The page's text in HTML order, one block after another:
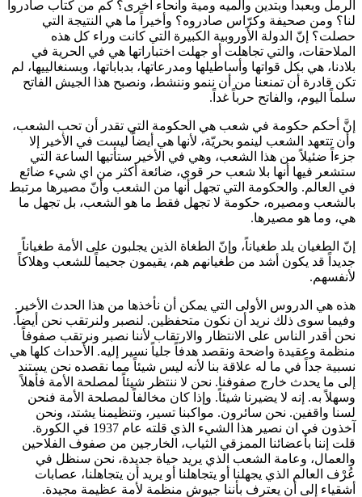
الرمل وبعبدا وبتدين والميه ومية وأنحاء أخرى؟ كم من كتاب صادروا
لنا؟ ومن صحيفة وكرّاس صادروه؟ وأخيراً ما هي النتيجة التي
حصلت؟ إنّ الدولة الأوروبية الكبيرة التي كانت وراء كل هذه
الملاحقات، والتي تجاهلت أو جهلت اختباراتها هي في الحرية في
بلادنا، هي بكل قواتها وأساطيلها ومدرعاتها، بدباباتها، وبسنغالييها، لم
تكن قادرة أن تمنعنا من أن ننمو وننشط، ونصبح هذا الجيش الفاتح
سلماً اليوم، والفاتح حرباً غداً.
إنَّ أحكم حكومة في شعب هي الحكومة التي تقدر أن تحب الشعب،
وأن تتعهد الشعب لينمو بحريّة، لأنها هي أيضاً ليست في الأخير إلا
جزءاً ضئيلاً من هذا الشعب، وهي في الأخير ستأتيها الساعة التي
ستشعر فيها أنها بلا شعب حر قوي، ضائعة أكثر من اي شيء ضائع
في العالم. والحكومة التي تجهل أنها من الشعب وأنّ مصيرها مرتبط
بالشعب ومصيره، حكومة لا تجهل فقط ما هو الشعب، بل تجهل ما
هي، وما هو مصيرها.
إنّ الطغيان يلد طغياناً، وإنّ الطغاة الذين يجلبون على الأمة طغياناً
جديداً قد يكون أشد من طغيانهم هم، يقيمون جحيماً للشعب وهلاكاً
لأنفسهم.
هذه هي الدروس الأولى التي يمكن أن نأخذها من هذا الحدث الأخير.
وفيما سوى ذلك نريد أن نكون متحفظين. لنصبر ولنرتقب نحن أيضاً.
نحن أقدر الناس على الانتظار والارتقاب لأننا نصبر ونرتقب صفوفاً
منظمة وعقيدة واضحة ونقصد هدفاً جلياً نسير إليه. الأحداث كلها هي
نسبية جداً في ما له علاقة بنا لأنه ليس شيئاً مما نقصده نحن يستند
إلى ما يحدث خارج صفوفنا. نحن لا ننتظر شيئاً لمصلحة الأمة فأهلاً
وسهلاً به. إنه لا يضيرنا شيئاً. وإذا كان مخالفاً لمصلحة الأمة فنحن
لسنا واقفين. نحن سائرون. مواكبنا تسير، وتنظيمنا يشتد، ونحن
آخذون في ان نصير هذا الشيء الذي قلته عام 1937 في الكورة.
قلت إننا بأعضائنا الممزقي الثياب، الخارجين من صفوف الفلاحين
والعمال، وعامة الشعب الذي يريد حياة جديدة، نحن سنظل في
عُرْف العالم الذي يجهلنا أو يتجاهلنا أو يريد أن يتجاهلنا، عصابات
أشقياء إلى أن يعترف بأننا جيوش منظمة لأمة عظيمة مجيدة.